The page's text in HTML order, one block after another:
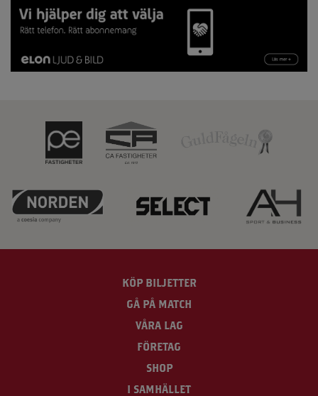
KÖP BILJETTER
GÅ PÅ MATCH
VÅRA LAG
FÖRETAG
SHOP
I SAMHÄLLET